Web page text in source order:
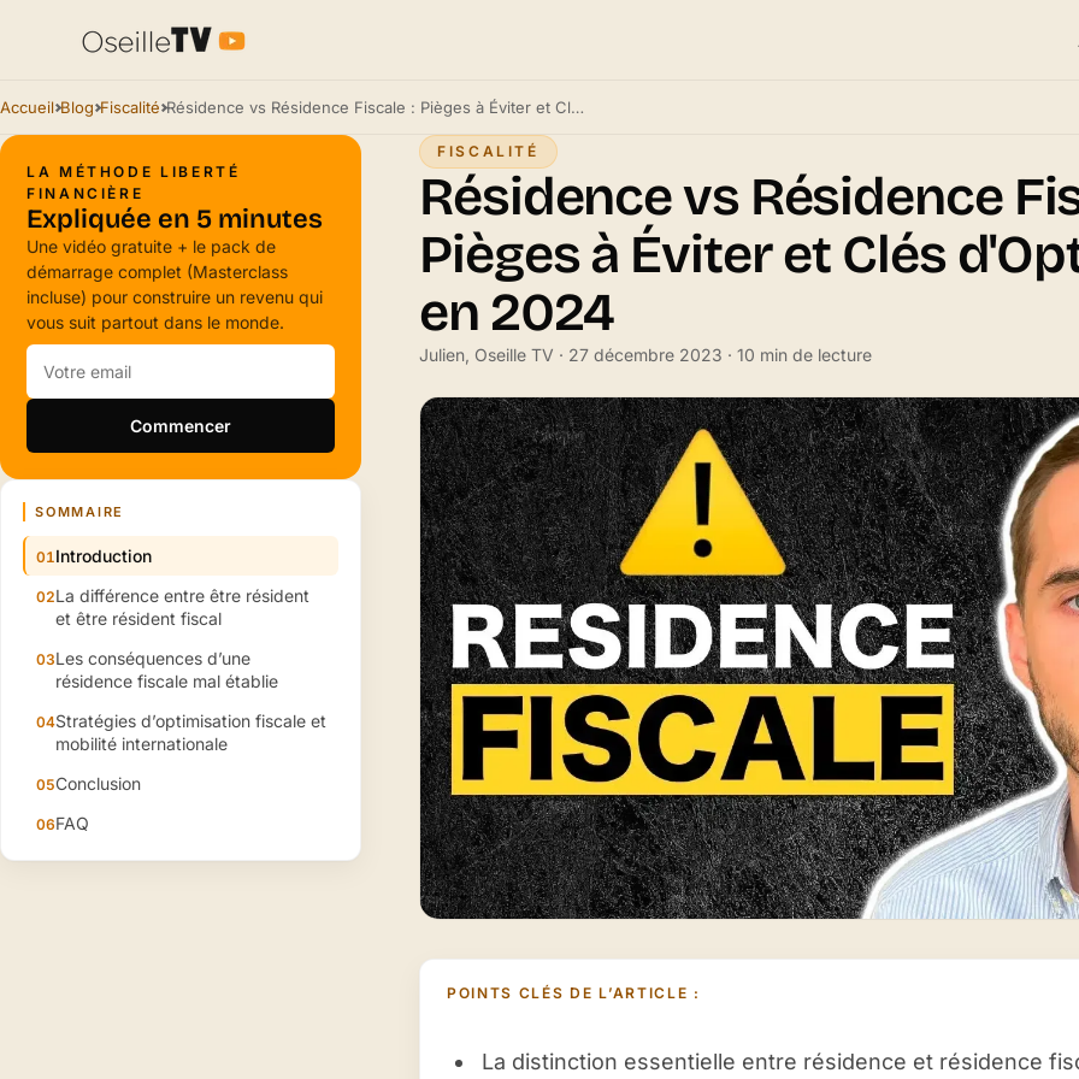
Accueil Blog Fiscalité Résidence vs Résidence Fiscale : Pièges à Éviter et Clés d'Optimisation en 2024
LA MÉTHODE LIBERTÉ
FINANCIÈRE
Expliquée en 5 minutes
Une vidéo gratuite + le pack de
démarrage complet (Masterclass
incluse) pour construire un revenu qui
vous suit partout dans le monde.
Commencer
SOMMAIRE
Introduction
La différence entre être résident
et être résident fiscal
Les conséquences d’une
résidence fiscale mal établie
Stratégies d’optimisation fiscale et
mobilité internationale
Conclusion
FAQ
FISCALITÉ
Résidence vs Résidence
Pièges à Éviter et Clés
en 2024
Julien, Oseille TV · 27 décembre 2023 · 10 min de lecture
POINTS CLÉS DE L’ARTICLE :
La distinction essentielle entre résidence et résidence